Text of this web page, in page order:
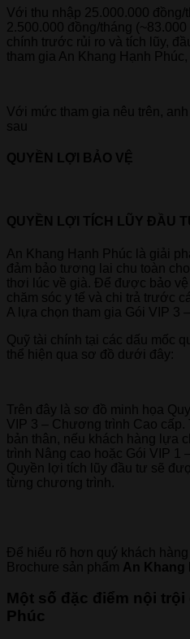
Với thu nhập 25.000.000 đồng/
2.500.000 đồng/tháng
chính trước rủi ro và tích lũy,
tham gia An Khang Hạnh
Với mức tham gia nêu trên,
sau
QUYỀN LỢI BẢO VỆ
QUYỀN LỢI TÍCH LŨY ĐẦU
An Khang Hạnh Phúc là giải
đảm bảo tương lai chu toàn
thơi lúc về già. Để được bảo vệ
chăm sóc y tế và chi trả trước
A lựa chọn tham gia Gói VIP 3
Quỹ tài chính tại các dấu mốc
thể hiện qua sơ đồ dưới đây:
Trên đây là sơ đồ minh họa
VIP 3 – Chương trình Cao cấp.
bản thân, nếu khách hàng lựa
trình Nâng cao hoặc Gói VIP 1
Quyền lợi tích lũy đầu tư sẽ
từng chương trình.
Để hiểu rõ hơn quý khách
Brochure sản phẩm An Khang
Một số đặc điểm nội
Phúc